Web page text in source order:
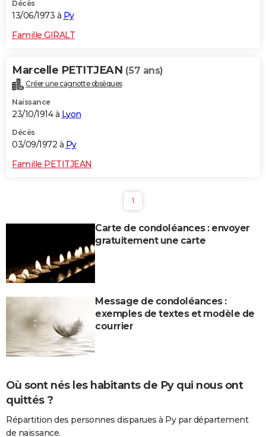
Décès
13/06/1973 à Py
Famille GIRALT
Marcelle PETITJEAN (57 ans)
Créer une cagnotte obsèques
Naissance
23/10/1914 à Lyon
Décès
03/09/1972 à Py
Famille PETITJEAN
1
Carte de condoléances : envoyer
gratuitement une carte
Message de condoléances :
exemples de textes et modèle de
courrier
Où sont nés les habitants de Py qui nous ont
quittés ?
Répartition des personnes disparues à Py par département
de naissance.